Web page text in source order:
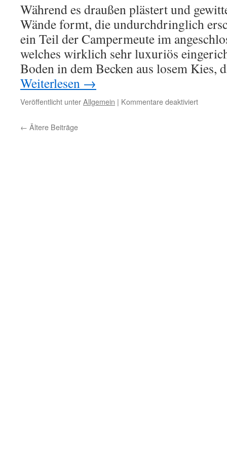
Während es draußen plästert und
Wände formt, die undurchdringlich
ein Teil der Campermeute im
welches wirklich sehr luxuriös
Boden in dem Becken aus losem Kies,
Weiterlesen →
Veröffentlicht unterAllgemein | Kommentare deaktiviertfür
← Ältere Beiträge